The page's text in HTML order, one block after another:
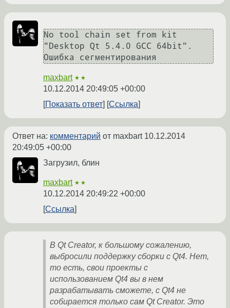
No tool chain set from kit
"Desktop Qt 5.4.0 GCC 64bit".
Ошибка сегментирования
maxbart ★★
10.12.2014 20:49:05 +00:00
Показать ответ
Ссылка
Ответ на: комментарий от maxbart 10.12.2014
20:49:05 +00:00
Загрузил, блин
maxbart ★★
10.12.2014 20:49:22 +00:00
Ссылка
В Qt Creator, к большому сожалению,
выбросили поддержку сборки с Qt4. Нет,
то есть, свои проекты с
использованием Qt4 вы в нем
разрабатывать cможете, с Qt4 не
собирается только сам Qt Creator. Это